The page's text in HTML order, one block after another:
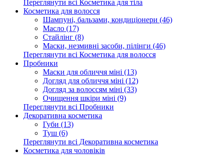
Переглянути всі Косметика для тіла
Косметика для волосся
Шампуні, бальзами, кондиціонери (46)
Масло (17)
Стайлінг (8)
Маски, незмивні засоби, пілінги (46)
Переглянути всі Косметика для волосся
Пробники
Маски для обличчя міні (13)
Догляд для обличчя міні (12)
Догляд за волоссям міні (33)
Очищення шкіри міні (9)
Переглянути всі Пробники
Декоративна косметика
Губи (13)
Туш (6)
Переглянути всі Декоративна косметика
Косметика для чоловіків